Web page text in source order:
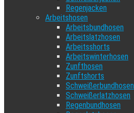
Regenjacken
Arbeitshosen
Arbeitsbundhosen
Arbeitslatzhosen
Arbeitsshorts
Arbeitswinterhosen
Zunfthosen
Zunftshorts
Schweißerbundhosen
Schweißerlatzhosen
Regenbundhosen